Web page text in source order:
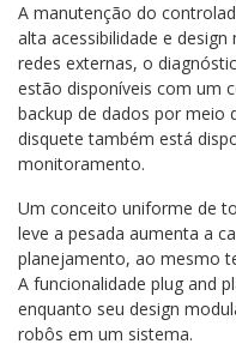
A manutenção do
alta acessibilidade e
redes externas, o
estão disponíveis com um
backup de dados por meio
disquete também está
monitoramento.
Um conceito uniforme de
leve a pesada aumenta a
planejamento, ao mesmo
A funcionalidade plug and
enquanto seu design
robôs em um sistema.